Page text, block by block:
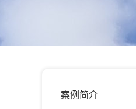
案例简介